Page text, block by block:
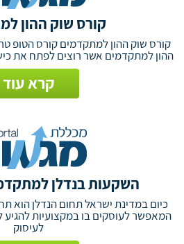
קורס שוק ההון
קורס שוק ההון למתקדמים קורס הטופ
ההון למתקדמים אשר רוצים לפתח את
קרא עוד
השקעות בנדלן
כיום במדינת ישראל תחום הנדלן הוא
המאפשר לעוסקים בו במקצועיות להגיע
לעיסוק